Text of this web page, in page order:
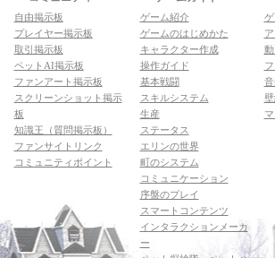
自由掲示板
プレイヤー掲示板
取引掲示板
ペットAI掲示板
ファンアート掲示板
スクリーンショット掲示
板
知識王（質問掲示板）
ファンサイトリンク
コミュニティポイント
ゲーム紹介
ゲームのはじめかた
キャラクター作成
操作ガイド
基本戦闘
スキルシステム
生産
ステータス
エリンの世界
町のシステム
コミュニケーション
序盤のプレイ
スマートコンテンツ
インタラクションメーカ
ー